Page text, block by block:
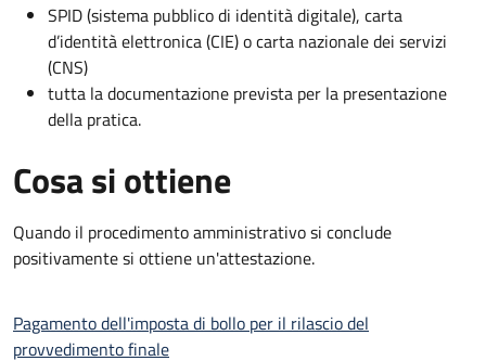
SPID (sistema pubblico di identità digitale), carta
d’identità elettronica (CIE) o carta nazionale dei servizi
(CNS)
tutta la documentazione prevista per la presentazione
della pratica.
Cosa si ottiene
Quando il procedimento amministrativo si conclude
positivamente si ottiene un'attestazione.
Pagamento dell'imposta di bollo per il rilascio del
provvedimento finale